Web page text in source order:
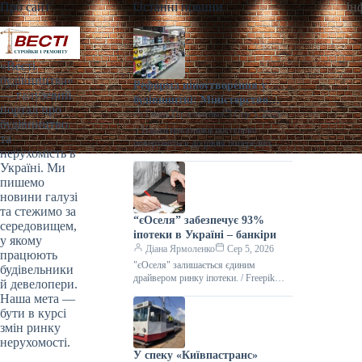
Про сайт
«Весті
будівництва»
— галузевий
портал про
будівництво
та
нерухомість в
Україні. Ми
пишемо
новини галузі
та стежимо за
середовищем,
у якому
працюють
будівельники
й девелопери.
Наша мета —
бути в курсі
змін ринку
нерухомості.
Останні новини
Реформа ціноутворення у
будівництві: Міністерство
разом із громадами
напрацьовує зміни | Столична
Нерухомість
Ганна Герасименко
Сер 5, 2026
> Наразі показники поступово
повертаються до рівня попередніх
періодів. Сьогодні, 18:16 Фото:
minfin.com.ua Реформа ціноутворення
у будівництві Забезпечити прозоре
“єОселя” забезпечує 93%
іпотеки в Україні – банкіри
Діана Ярмоленко
Сер 5, 2026
"єОселя" залишається єдиним
драйвером ринку іпотеки. / Freepik
кредитування відновлюється, однак
його розвиток фактично забезпечує
У спеку «Київпастранс»